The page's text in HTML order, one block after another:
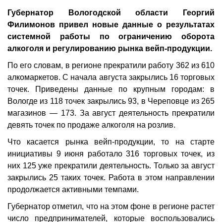
Губернатор Вологодской области Георгий
Филимонов привел новые данные о результатах
системной работы по ограничению оборота
алкоголя и регулированию рынка вейп-продукции.
По его словам, в регионе прекратили работу 362 из 610
алкомаркетов. С начала августа закрылись 16 торговых
точек. Приведены данные по крупным городам: в
Вологде из 118 точек закрылись 93, в Череповце из 265
магазинов — 173. За август деятельность прекратили
девять точек по продаже алкоголя на розлив.
Что касается рынка вейп-продукции, то на старте
инициативы 9 июня работало 316 торговых точек, из
них 125 уже прекратили деятельность. Только за август
закрылись 25 таких точек. Работа в этом направлении
продолжается активными темпами.
Губернатор отметил, что на этом фоне в регионе растет
число предпринимателей, которые воспользовались